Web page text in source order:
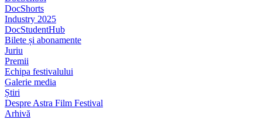
DocShorts
Industry 2025
DocStudentHub
Bilete și abonamente
Juriu
Premii
Echipa festivalului
Galerie media
Știri
Despre Astra Film Festival
Arhivă